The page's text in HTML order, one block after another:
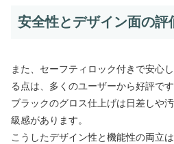
安全性とデザイン面の評
また、セーフティロック付きで安心
る点は、多くのユーザーから好評です
ブラックのグロス仕上げは日差しや
級感があります。
こうしたデザイン性と機能性の両立